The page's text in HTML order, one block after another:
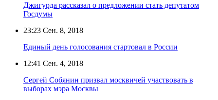
Джигурда рассказал о предложении стать депутатом
Госдумы
23:23 Сен. 8, 2018
Единый день голосования стартовал в России
12:41 Сен. 4, 2018
Сергей Собянин призвал москвичей участвовать в
выборах мэра Москвы